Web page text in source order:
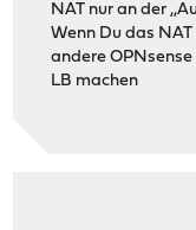
NAT nur an der
Wenn Du das
andere
LB machen